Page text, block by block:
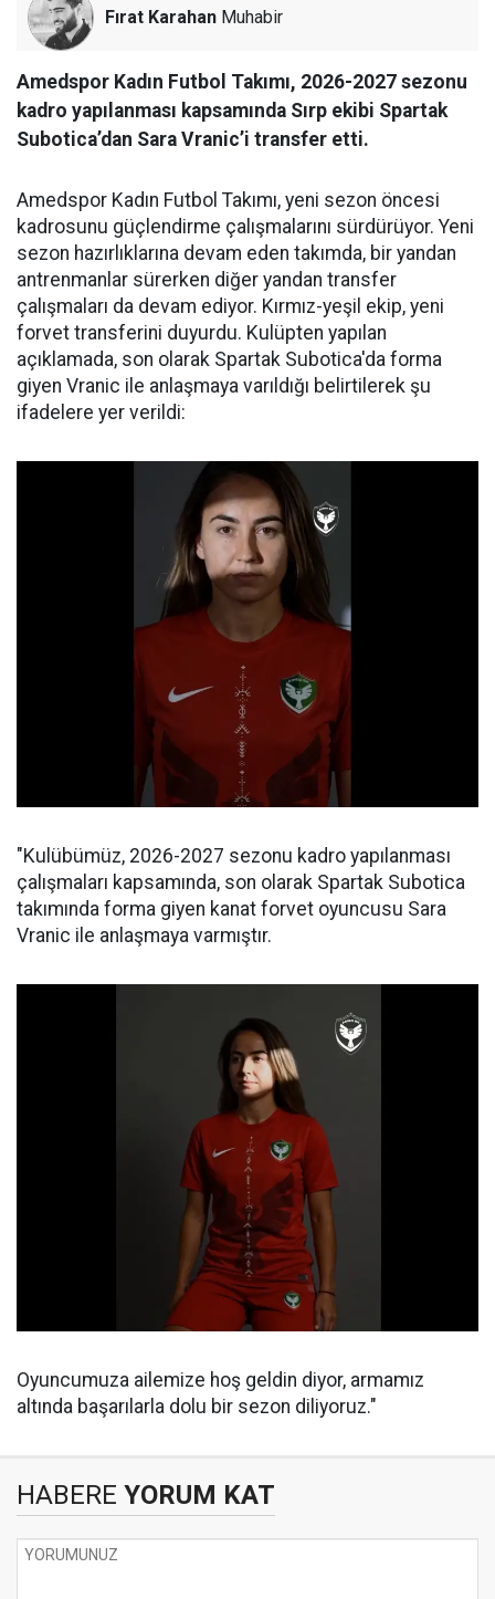
Fırat Karahan Muhabir
Amedspor Kadın Futbol Takımı, 2026-2027 sezonu
kadro yapılanması kapsamında Sırp ekibi Spartak
Subotica’dan Sara Vranic’i transfer etti.
Amedspor Kadın Futbol Takımı, yeni sezon öncesi
kadrosunu güçlendirme çalışmalarını sürdürüyor. Yeni
sezon hazırlıklarına devam eden takımda, bir yandan
antrenmanlar sürerken diğer yandan transfer
çalışmaları da devam ediyor. Kırmız-yeşil ekip, yeni
forvet transferini duyurdu. Kulüpten yapılan
açıklamada, son olarak Spartak Subotica'da forma
giyen Vranic ile anlaşmaya varıldığı belirtilerek şu
ifadelere yer verildi:
"Kulübümüz, 2026-2027 sezonu kadro yapılanması
çalışmaları kapsamında, son olarak Spartak Subotica
takımında forma giyen kanat forvet oyuncusu Sara
Vranic ile anlaşmaya varmıştır.
Oyuncumuza ailemize hoş geldin diyor, armamız
altında başarılarla dolu bir sezon diliyoruz."
HABERE YORUM KAT